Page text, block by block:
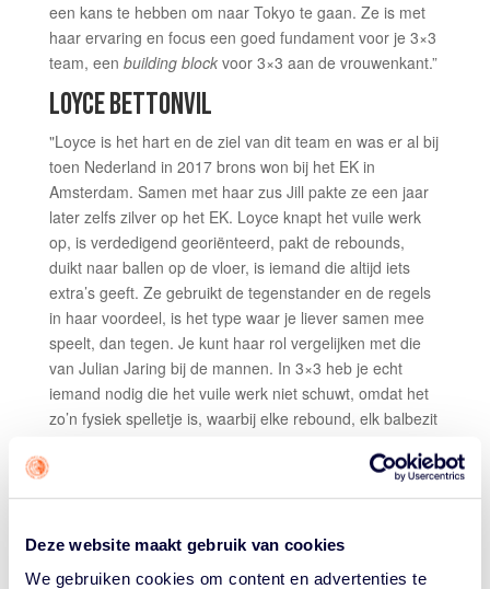
Deze website maakt gebruik van cookies
We gebruiken cookies om content en advertenties te
een kans te hebben om naar Tokyo te gaan. Ze is met
haar ervaring en focus een goed fundament voor je 3×3
team, een building blockvoor 3×3 aan de vrouwenkant.”
LOYCE BETTONVIL
"Loyce is het hart en de ziel van dit team en was er al bij
toen Nederland in 2017 brons won bij het EK in
Amsterdam. Samen met haar zus Jill pakte ze een jaar
later zelfs zilver op het EK. Loyce knapt het vuile werk
op, is verdedigend georiënteerd, pakt de rebounds,
duikt naar ballen op de vloer, is iemand die altijd iets
extra’s geeft. Ze gebruikt de tegenstander en de regels
in haar voordeel, is het type waar je liever samen mee
speelt, dan tegen. Je kunt haar rol vergelijken met die
van Julian Jaring bij de mannen. In 3×3 heb je echt
iemand nodig die het vuile werk niet schuwt, omdat het
zo’n fysiek spelletje is, waarbij elke rebound, elk balbezit
knallen. Ze forceert niet, blijft rustig, ziet wat de
verdediging haar geeft. In 5-5 is ze precies dezelfde
vertaalt zich naar 3×3, waar ze in dit team de onbetwiste
leider is.”